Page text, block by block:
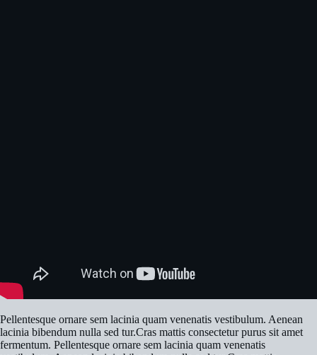
Pellentesque ornare sem lacinia quam venenatis vestibulum. Aenean
lacinia bibendum nulla sed tur.Cras mattis consectetur purus sit amet
fermentum. Pellentesque ornare sem lacinia quam venenatis